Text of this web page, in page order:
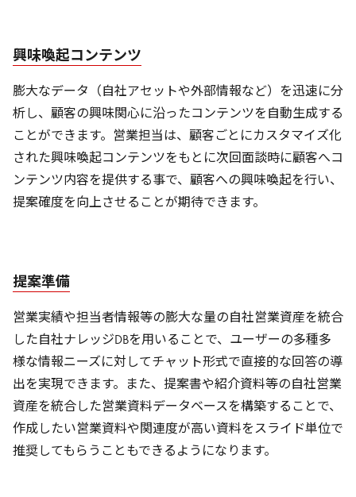
興味喚起コンテンツ
膨大なデータ（自社アセットや外部情報など）を迅速に分
析し、顧客の興味関心に沿ったコンテンツを自動生成する
ことができます。営業担当は、顧客ごとにカスタマイズ化
された興味喚起コンテンツをもとに次回面談時に顧客へコ
ンテンツ内容を提供する事で、顧客への興味喚起を行い、
提案確度を向上させることが期待できます。
提案準備
営業実績や担当者情報等の膨大な量の自社営業資産を統合
した自社ナレッジDBを用いることで、ユーザーの多種多
様な情報ニーズに対してチャット形式で直接的な回答の導
出を実現できます。また、提案書や紹介資料等の自社営業
資産を統合した営業資料データベースを構築することで、
作成したい営業資料や関連度が高い資料をスライド単位で
推奨してもらうこともできるようになります。